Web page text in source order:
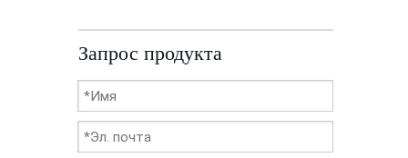
Запрос продукта